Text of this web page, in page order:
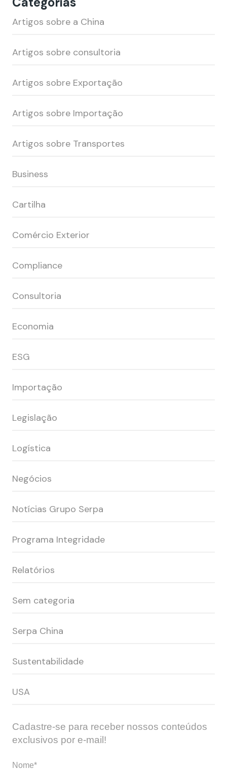
Artigos sobre a China
Artigos sobre consultoria
Artigos sobre Exportação
Artigos sobre Importação
Artigos sobre Transportes
Business
Cartilha
Comércio Exterior
Compliance
Consultoria
Economia
ESG
Importação
Legislação
Logística
Negócios
Notícias Grupo Serpa
Programa Integridade
Relatórios
Sem categoria
Serpa China
Sustentabilidade
USA
Cadastre-se para receber nossos conteúdos
exclusivos por e-mail!
Nome*